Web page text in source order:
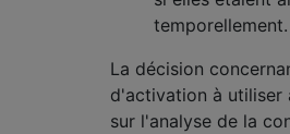
temporellement.
La décision
d'activation à utiliser
sur l'analyse de la